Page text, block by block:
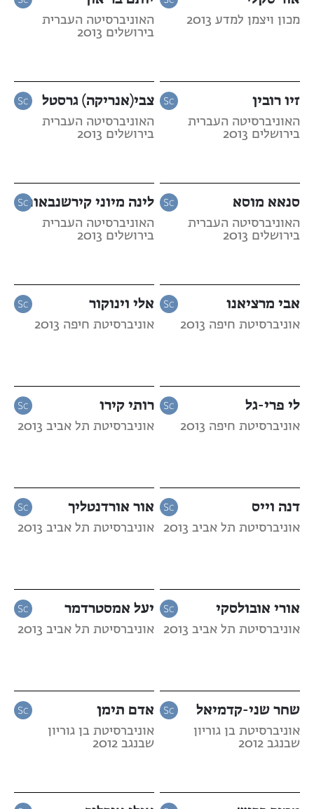
מכון ויצמן למדע 2013
האוניברסיטה העברית
בירושלים 2013
זיו רובין
האוניברסיטה העברית
בירושלים 2013
צבי(אנריקה) גרסטל
האוניברסיטה העברית
בירושלים 2013
סנאא מוסא
האוניברסיטה העברית
בירושלים 2013
לינה מיוני קירשנבאום
האוניברסיטה העברית
בירושלים 2013
אבי מרציאנו
אוניברסיטת חיפה 2013
אלי וינוקור
אוניברסיטת חיפה 2013
לי פרי-גל
אוניברסיטת חיפה 2013
רותי קירו
אוניברסיטת תל אביב 2013
דנה וייס
אוניברסיטת תל אביב 2013
אור אורדנטליך
אוניברסיטת תל אביב 2013
אורי אובולסקי
אוניברסיטת תל אביב 2013
יעל אמסטרדמר
אוניברסיטת תל אביב 2013
שחר שני-קדמיאל
אוניברסיטת בן גוריון
שבנגב 2012
אדם תימן
אוניברסיטת בן גוריון
שבנגב 2012